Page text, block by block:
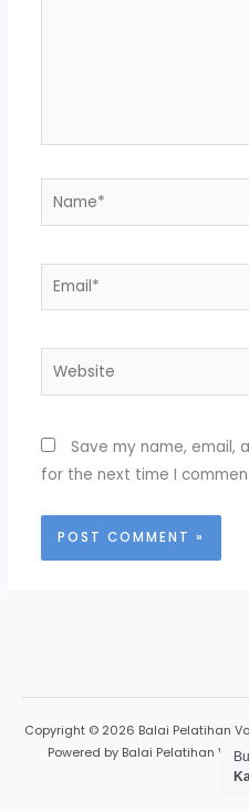
Name*
Email*
Website
Save my name, email,
for the next time I
Copyright © 2026 Balai Pelatihan
Powered by Balai Pelatihan